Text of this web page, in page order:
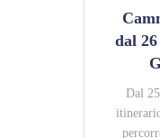
dal
Dal